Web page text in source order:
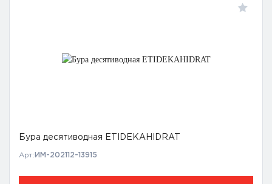
Бура десятиводная ETIDEKAHIDRAT
Арт: ИМ-202112-13915